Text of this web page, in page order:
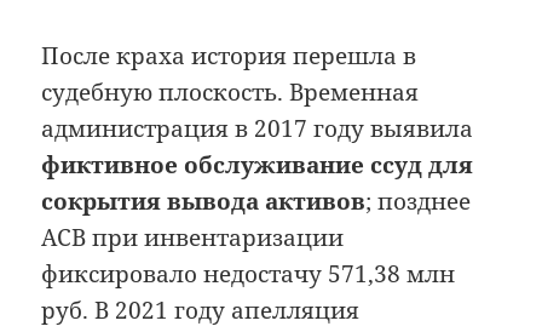
После краха история перешла в
судебную плоскость. Временная
администрация в 2017 году выявила
фиктивное обслуживание ссуд для
сокрытия вывода активов; позднее
АСВ при инвентаризации
фиксировало недостачу 571,38 млн
руб. В 2021 году апелляция